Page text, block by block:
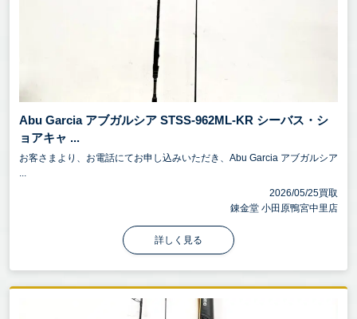
Abu Garcia アブガルシア STSS-962ML-KR シーバス・シ
ョアキャ ...
お客さまより、お電話にてお申し込みいただき、Abu Garcia アブガルシア
2026/05/25買取
錬金堂 小田原鴨宮中里店
詳しく見る